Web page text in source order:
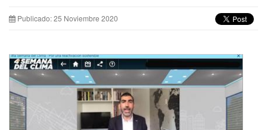
Publicado: 25 Noviembre 2020